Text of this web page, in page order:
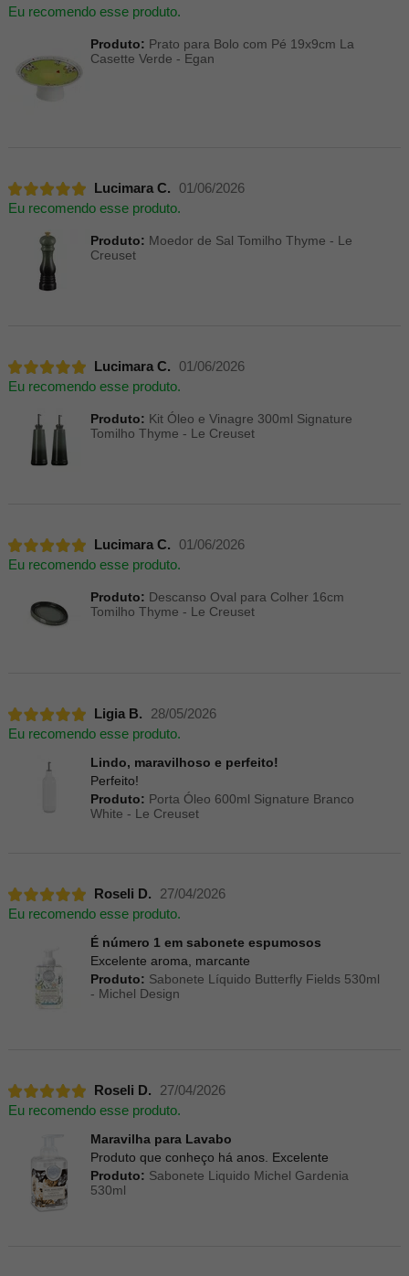
Eu recomendo esse produto.
Produto: Prato para Bolo com Pé 19x9cm La
Casette Verde - Egan
Lucimara C.
01/06/2026
Eu recomendo esse produto.
Produto: Moedor de Sal Tomilho Thyme - Le
Creuset
Lucimara C.
01/06/2026
Eu recomendo esse produto.
Produto: Kit Óleo e Vinagre 300ml Signature
Tomilho Thyme - Le Creuset
Lucimara C.
01/06/2026
Eu recomendo esse produto.
Produto: Descanso Oval para Colher 16cm
Tomilho Thyme - Le Creuset
Ligia B.
28/05/2026
Eu recomendo esse produto.
Lindo, maravilhoso e perfeito!
Perfeito!
Produto: Porta Óleo 600ml Signature Branco
White - Le Creuset
Roseli D.
27/04/2026
Eu recomendo esse produto.
É número 1 em sabonete espumosos
Excelente aroma, marcante
Produto: Sabonete Líquido Butterfly Fields 530ml
- Michel Design
Roseli D.
27/04/2026
Eu recomendo esse produto.
Maravilha para Lavabo
Produto que conheço há anos. Excelente
Produto: Sabonete Liquido Michel Gardenia
530ml